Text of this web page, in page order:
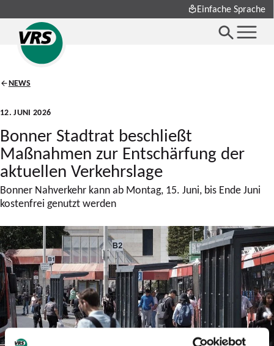
Einfache Sprache
NEWS
12. JUNI 2026
Bonner Stadtrat beschließt
Maßnahmen zur Entschärfung der
aktuellen Verkehrslage
Bonner Nahverkehr kann ab Montag, 15. Juni, bis Ende Juni
kostenfrei genutzt werden